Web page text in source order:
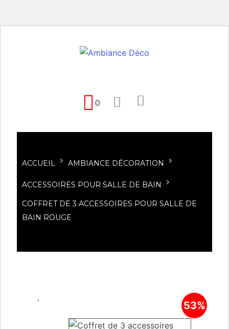
0
ACCUEIL AMBIANCE DÉCORATION
ACCESSOIRES POUR SALLE DE BAIN
COFFRET DE 3 ACCESSOIRES POUR SALLE DE
BAIN ROUGE
53%